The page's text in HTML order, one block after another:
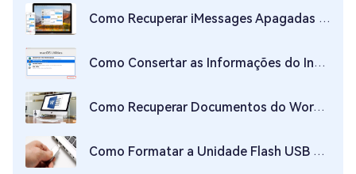
Como Recuperar iMessages Apagadas no Mac
Como Consertar as Informações do Instalador no Servidor de Recuperação Estão Danificadas?
Como Recuperar Documentos do Word Não Salvos no Mac?
Como Formatar a Unidade Flash USB no Mac?